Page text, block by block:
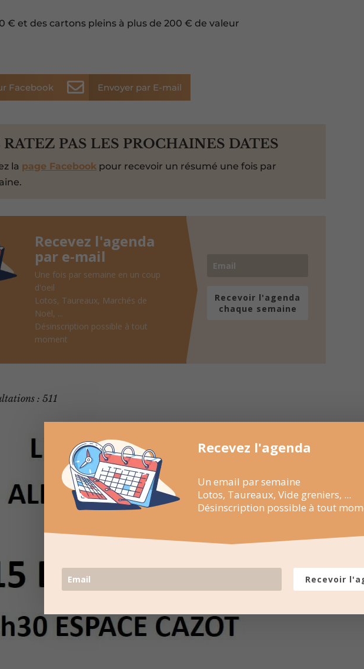
€ et des cartons pleins à plus de 200 € de valeur
Facebook  Envoyer par E-mail
RATEZ PAS LES PROCHAINES DATES
la page Facebook pour recevoir un résumé une fois par
Recevez l'agenda
par e-mail
Une fois par semaine en un coup
d'oeil
Lotos, Taureaux, Marchés de
Noël, ...
Désinscription possible à tout
moment
Recevoir l'agenda
chaque semaine
: 511
Recevez l'agenda
Un email par semaine
Lotos, Taureaux, Vide greniers, ...
Désinscription possible à tout
Recevoir